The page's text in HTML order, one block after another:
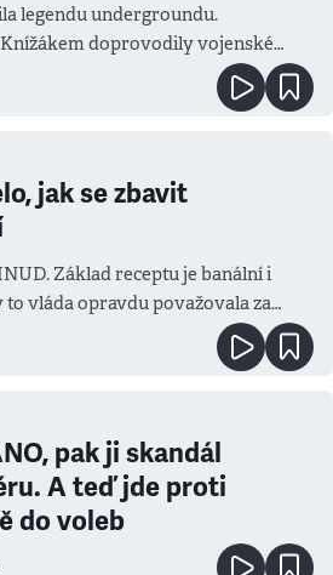
legendu undergroundu.
doprovodily vojenské
jak se zbavit
Základ receptu je banální i
to vláda opravdu považovala za
pak ji skandál
A teď jde proti
do voleb